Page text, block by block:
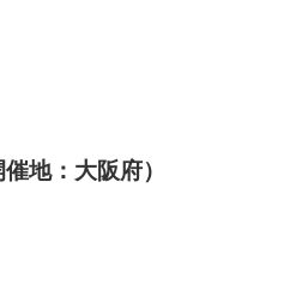
地：大阪府）